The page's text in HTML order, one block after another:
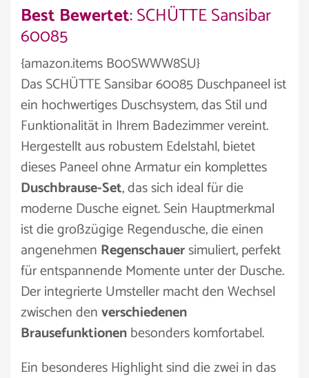
Best Bewertet: SCHÜTTE Sansibar
60085
{amazon.items B00SWWW8SU}
Das SCHÜTTE Sansibar 60085 Duschpaneel ist
ein hochwertiges Duschsystem, das Stil und
Funktionalität in Ihrem Badezimmer vereint.
Hergestellt aus robustem Edelstahl, bietet
dieses Paneel ohne Armatur ein komplettes
Duschbrause-Set, das sich ideal für die
moderne Dusche eignet. Sein Hauptmerkmal
ist die großzügige Regendusche, die einen
angenehmen Regenschauersimuliert, perfekt
für entspannende Momente unter der Dusche.
Der integrierte Umsteller macht den Wechsel
zwischen denverschiedenen
Brausefunktionenbesonders komfortabel.
Ein besonderes Highlight sind die zwei in das